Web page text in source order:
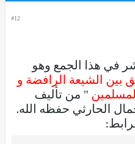
#12
في هذا الجمع وهو
بين الشيعة الرافضة و
" من تأليف
الحارثي حفظه الله.